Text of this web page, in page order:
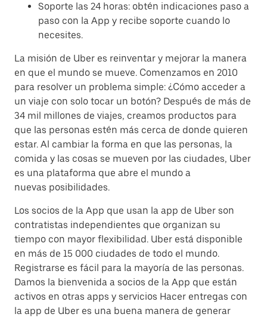
Soporte las 24 horas: obtén indicaciones paso a
paso con la App y recibe soporte cuando lo
necesites.
La misión de Uber es reinventar y mejorar la manera
en que el mundo se mueve. Comenzamos en 2010
para resolver un problema simple: ¿Cómo acceder a
un viaje con solo tocar un botón? Después de más de
34 mil millones de viajes, creamos productos para
que las personas estén más cerca de donde quieren
estar. Al cambiar la forma en que las personas, la
comida y las cosas se mueven por las ciudades, Uber
es una plataforma que abre el mundo a
nuevas posibilidades.
Los socios de la App que usan la app de Uber son
contratistas independientes que organizan su
tiempo con mayor flexibilidad. Uber está disponible
en más de 15 000 ciudades de todo el mundo.
Registrarse es fácil para la mayoría de las personas.
Damos la bienvenida a socios de la App que están
activos en otras apps y servicios Hacer entregas con
la app de Uber es una buena manera de generar